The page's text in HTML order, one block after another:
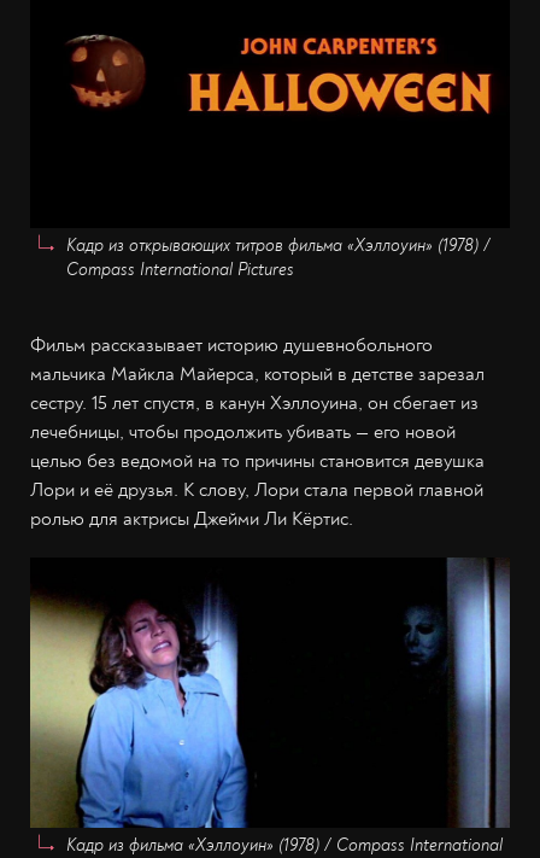
Кадр из открывающих титров фильма «Хэллоуин» (1978) /
Compass International Pictures
Фильм рассказывает историю душевнобольного
мальчика Майкла Майерса, который в детстве зарезал
сестру. 15 лет спустя, в канун Хэллоуина, он сбегает из
лечебницы, чтобы продолжить убивать — его новой
целью без ведомой на то причины становится девушка
Лори и её друзья. К слову, Лори стала первой главной
ролью для актрисы Джейми Ли Кёртис.
Кадр из фильма «Хэллоуин» (1978) / Compass International